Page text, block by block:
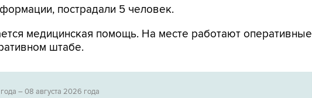
пострадали 5 человек.
медицинская помощь. На месте работают оперативные
штабе.
– 08 августа 2026 года